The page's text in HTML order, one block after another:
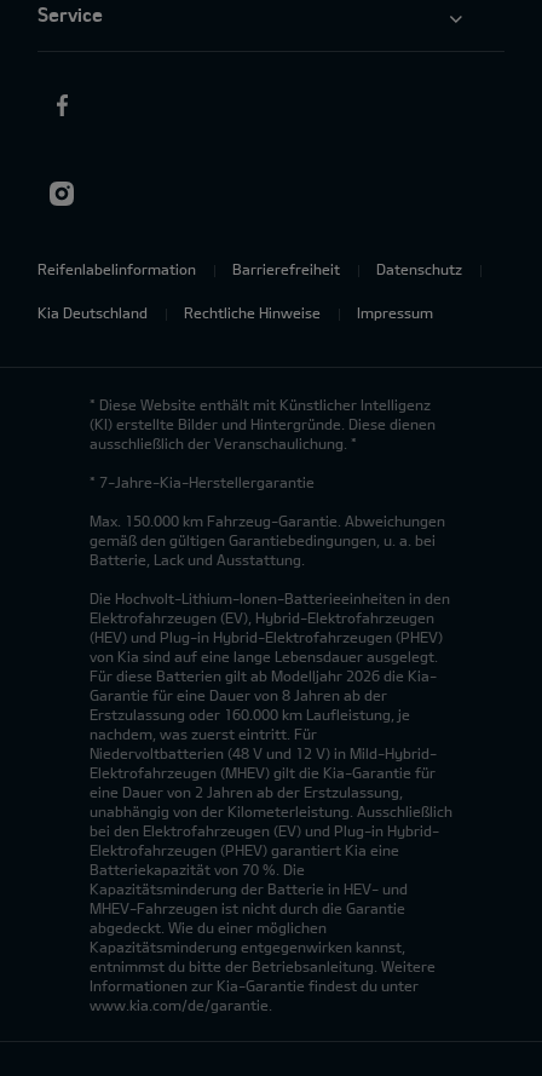
Service
Reifenlabelinformation Barrierefreiheit Datenschutz
Kia Deutschland Rechtliche Hinweise Impressum
* Diese Website enthält mit Künstlicher Intelligenz
(KI) erstellte Bilder und Hintergründe. Diese dienen
ausschließlich der Veranschaulichung. *
* 7-Jahre-Kia-Herstellergarantie
Max. 150.000 km Fahrzeug-Garantie. Abweichungen
gemäß den gültigen Garantiebedingungen, u. a. bei
Batterie, Lack und Ausstattung.
Die Hochvolt-Lithium-Ionen-Batterieeinheiten in den
Elektrofahrzeugen (EV), Hybrid-Elektrofahrzeugen
(HEV) und Plug-in Hybrid-Elektrofahrzeugen (PHEV)
von Kia sind auf eine lange Lebensdauer ausgelegt.
Für diese Batterien gilt ab Modelljahr 2026 die Kia-
Garantie für eine Dauer von 8 Jahren ab der
Erstzulassung oder 160.000 km Laufleistung, je
nachdem, was zuerst eintritt. Für
Niedervoltbatterien (48 V und 12 V) in Mild-Hybrid-
Elektrofahrzeugen (MHEV) gilt die Kia-Garantie für
eine Dauer von 2 Jahren ab der Erstzulassung,
unabhängig von der Kilometerleistung. Ausschließlich
bei den Elektrofahrzeugen (EV) und Plug-in Hybrid-
Elektrofahrzeugen (PHEV) garantiert Kia eine
Batteriekapazität von 70 %. Die
Kapazitätsminderung der Batterie in HEV- und
MHEV-Fahrzeugen ist nicht durch die Garantie
abgedeckt. Wie du einer möglichen
Kapazitätsminderung entgegenwirken kannst,
entnimmst du bitte der Betriebsanleitung. Weitere
Informationen zur Kia-Garantie findest du unter
www.kia.com/de/garantie.